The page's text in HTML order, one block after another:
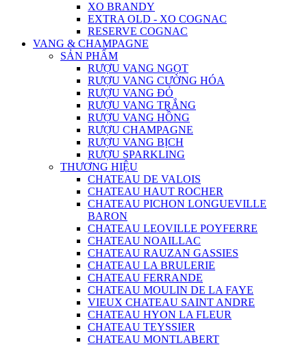
XO BRANDY
EXTRA OLD - XO COGNAC
RESERVE COGNAC
VANG & CHAMPAGNE
SẢN PHẨM
RƯỢU VANG NGỌT
RƯỢU VANG CƯỜNG HÓA
RƯỢU VANG ĐỎ
RƯỢU VANG TRẮNG
RƯỢU VANG HỒNG
RƯỢU CHAMPAGNE
RƯỢU VANG BỊCH
RƯỢU SPARKLING
THƯƠNG HIỆU
CHATEAU DE VALOIS
CHATEAU HAUT ROCHER
CHATEAU PICHON LONGUEVILLE
BARON
CHATEAU LEOVILLE POYFERRE
CHATEAU NOAILLAC
CHATEAU RAUZAN GASSIES
CHATEAU LA BRULERIE
CHATEAU FERRANDE
CHATEAU MOULIN DE LA FAYE
VIEUX CHATEAU SAINT ANDRE
CHATEAU HYON LA FLEUR
CHATEAU TEYSSIER
CHATEAU MONTLABERT